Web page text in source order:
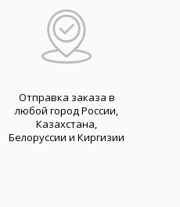
Отправка заказа в
любой город России,
Казахстана,
Белоруссии и Киргизии